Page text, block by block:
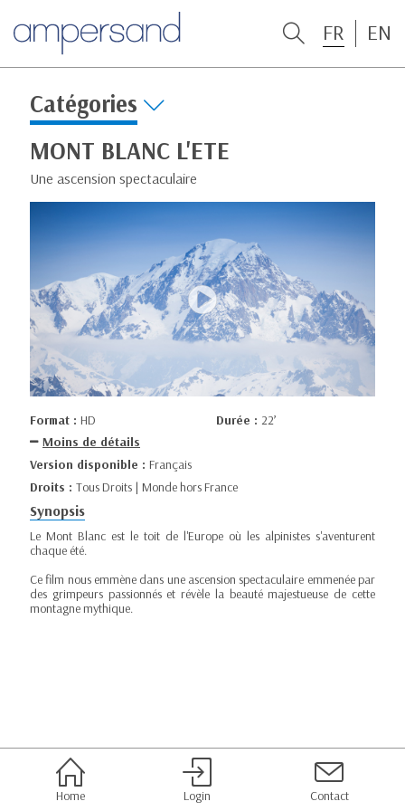
FR EN
Catégories
MONT BLANC L'ETE
Une ascension spectaculaire
Format : HD Durée : 22’
Moins de détails
Version disponible : Français
Droits : Tous Droits | Monde hors France
Synopsis
Le Mont Blanc est le toit de l'Europe où les alpinistes s'aventurent
chaque été.
Ce film nous emmène dans une ascension spectaculaire emmenée par
des grimpeurs passionnés et révèle la beauté majestueuse de cette
montagne mythique.
Home Login Contact